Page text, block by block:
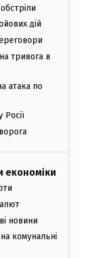
дій
тривога в
атака по
Росії
економіки
новини
комунальні